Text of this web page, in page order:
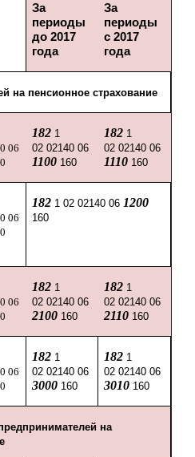
За
периоды
до 2017
года
За
периоды
с 2017
года
на пенсионное страхование
06
1821
02 02140 06
1100 160
1821
02 02140 06
1110160
06
1821 02 02140 06 1200
160
06
1821
02 02140 06
2100160
1821
02 02140 06
2110 160
06
1821
02 02140 06
3000 160
1821
02 02140 06
3010160
на